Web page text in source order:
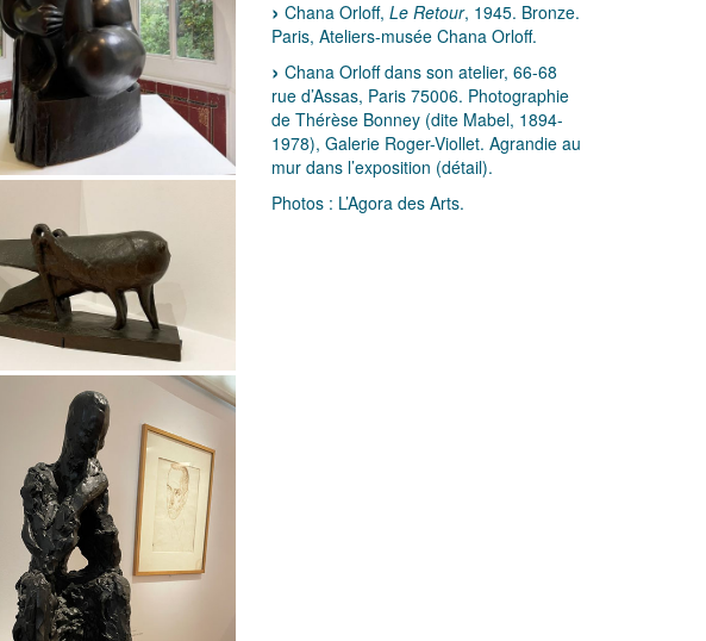
Chana Orloff,Le Retour, 1945. Bronze.
Paris, Ateliers-musée Chana Orloff.
Chana Orloff dans son atelier, 66-68
rue d’Assas, Paris 75006. Photographie
de Thérèse Bonney (dite Mabel, 1894-
1978), Galerie Roger-Viollet. Agrandie au
mur dans l’exposition (détail).
Photos : L’Agora des Arts.